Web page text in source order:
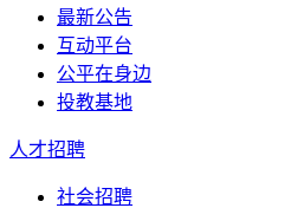
最新公告
互动平台
公平在身边
投教基地
人才招聘
社会招聘